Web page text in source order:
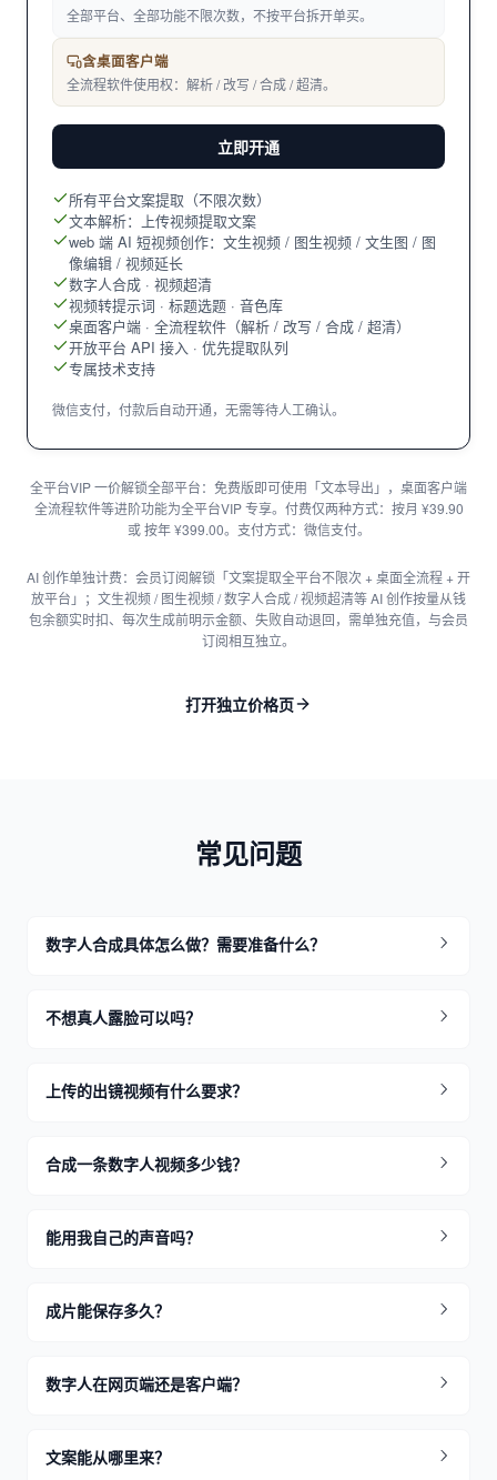
全部平台、全部功能不限次数，不按平台拆开单买。
含桌面客户端
全流程软件使用权：解析 / 改写 / 合成 / 超清。
立即开通
所有平台文案提取（不限次数）
文本解析：上传视频提取文案
web 端 AI 短视频创作：文生视频 / 图生视频 / 文生图 / 图
像编辑 / 视频延长
数字人合成 · 视频超清
视频转提示词 · 标题选题 · 音色库
桌面客户端 · 全流程软件（解析 / 改写 / 合成 / 超清）
开放平台 API 接入 · 优先提取队列
专属技术支持
微信支付，付款后自动开通，无需等待人工确认。
全平台VIP 一价解锁全部平台：免费版即可使用「文本导出」，桌面客户端
全流程软件等进阶功能为全平台VIP 专享。付费仅两种方式：按月 ¥39.90
或 按年 ¥399.00。支付方式：微信支付。
AI 创作单独计费：会员订阅解锁「文案提取全平台不限次 + 桌面全流程 + 开
放平台」；文生视频 / 图生视频 / 数字人合成 / 视频超清等 AI 创作按量从钱
包余额实时扣、每次生成前明示金额、失败自动退回，需单独充值，与会员
订阅相互独立。
打开独立价格页
常见问题
数字人合成具体怎么做？需要准备什么？
不想真人露脸可以吗？
上传的出镜视频有什么要求？
合成一条数字人视频多少钱？
能用我自己的声音吗？
成片能保存多久？
数字人在网页端还是客户端？
文案能从哪里来？